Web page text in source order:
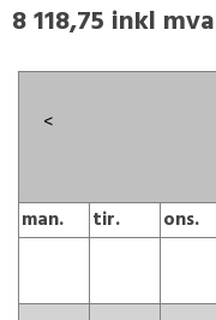
8 118,75 inkl mva
<
man. tir. ons.